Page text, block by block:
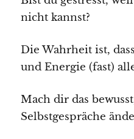
nicht kannst?
Die Wahrheit ist,
und Energie (fast)
Mach dir das
Selbstgespräche